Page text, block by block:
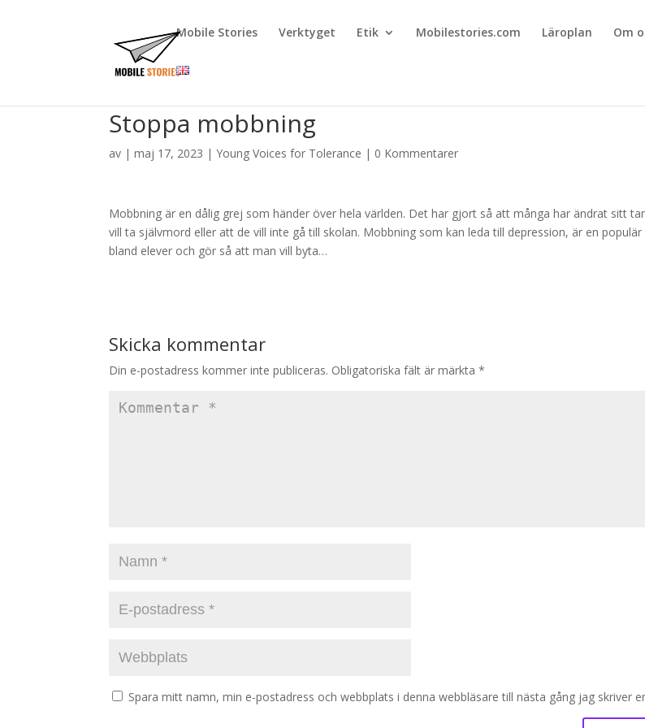
Mobile Stories Verktyget Etik Mobilestories.com Läroplan Om
Stoppa mobbning
av |maj 17, 2023 |Young Voices for Tolerance | 0 Kommentarer
Mobbning är en dålig grej som händer över hela världen. Det har gjort så att många har ändrat sitt
vill ta självmord eller att de vill inte gå till skolan. Mobbning som kan leda till depression, är en
bland elever och gör så att man vill byta…
Skicka kommentar
Din e-postadress kommer inte publiceras. Obligatoriska fält är märkta*
Spara mitt namn, min e-postadress och webbplats i denna webbläsare till nästa gång jag skriver